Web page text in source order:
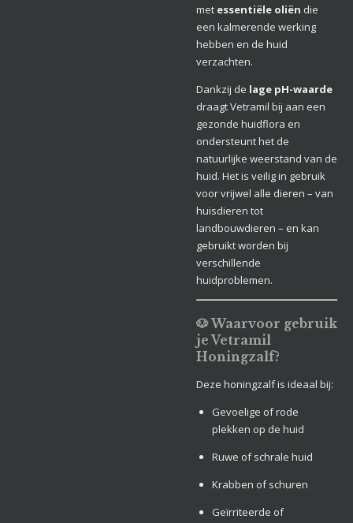
met essentiële oliën die
een kalmerende werking
hebben en de huid
verzachten.
Dankzij de lage pH-waarde
draagt Vetramil bij aan een
gezonde huidflora en
ondersteunt het de
natuurlijke weerstand van de
huid. Het is veilig in gebruik
voor vrijwel alle dieren – van
huisdieren tot
landbouwdieren – en kan
gebruikt worden bij
verschillende
huidproblemen.
🐶 Waarvoor gebruik
je Vetramil
Honingzalf?
Deze honingzalf is ideaal bij:
Gevoelige of rode
plekken op de huid
Ruwe of schrale huid
Krabben of schuren
Geïrriteerde of